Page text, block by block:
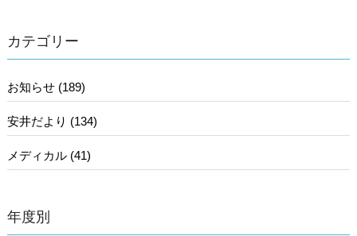
カテゴリー
お知らせ (189)
安井だより (134)
メディカル (41)
年度別